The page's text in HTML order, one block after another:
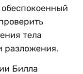
тела
разложения.
Билла